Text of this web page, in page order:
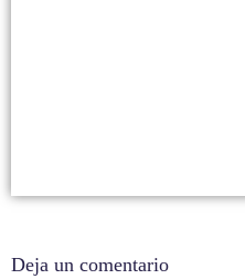
Deja un comentario